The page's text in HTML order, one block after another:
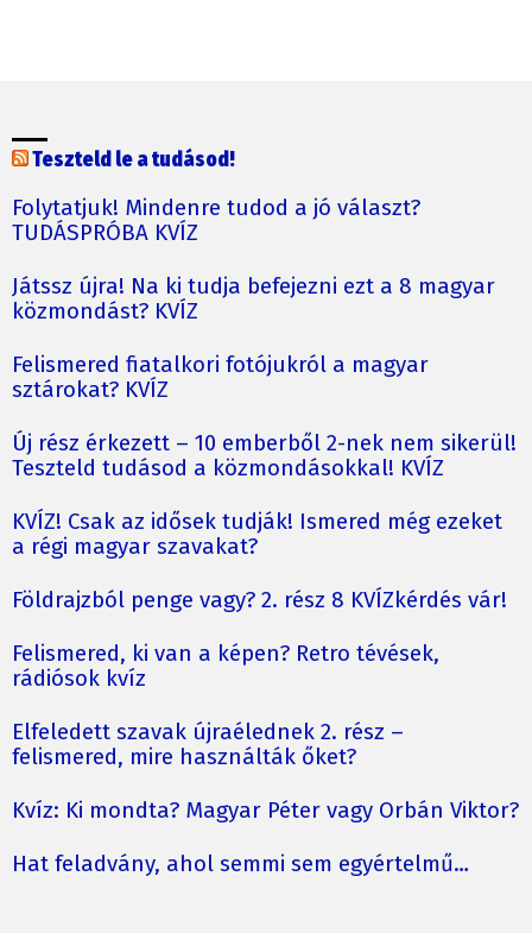
Teszteld le a tudásod!
Folytatjuk! Mindenre tudod a jó választ?
TUDÁSPRÓBA KVÍZ
Játssz újra! Na ki tudja befejezni ezt a 8 magyar
közmondást? KVÍZ
Felismered fiatalkori fotójukról a magyar
sztárokat? KVÍZ
Új rész érkezett – 10 emberből 2-nek nem sikerül!
Teszteld tudásod a közmondásokkal! KVÍZ
KVÍZ! Csak az idősek tudják! Ismered még ezeket
a régi magyar szavakat?
Földrajzból penge vagy? 2. rész 8 KVÍZkérdés vár!
Felismered, ki van a képen? Retro tévések,
rádiósok kvíz
Elfeledett szavak újraélednek 2. rész –
felismered, mire használták őket?
Kvíz: Ki mondta? Magyar Péter vagy Orbán Viktor?
Hat feladvány, ahol semmi sem egyértelmű…